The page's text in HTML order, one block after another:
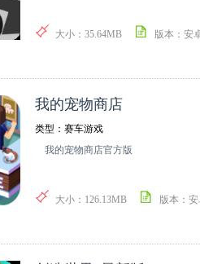
大小：35.64MB 版本：安
我的宠物商店
类型：赛车游戏
我的宠物商店官方版
大小：126.13MB 版本：